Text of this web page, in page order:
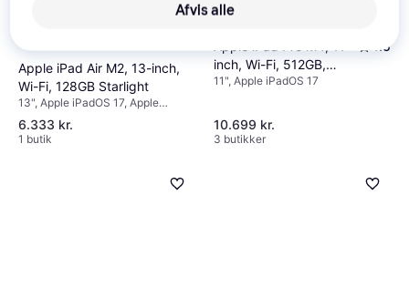
Apple iPad Air M2, 13-inch,
Wi-Fi, 128GB Starlight
13", Apple iPadOS 17, Apple
iPadOS 18
6.333 kr.
1 butik
inch, Wi-Fi, 512GB,
Standard Glass Silver
4.5
11", Apple iPadOS 17
10.699 kr.
3 butikker
Afvis alle